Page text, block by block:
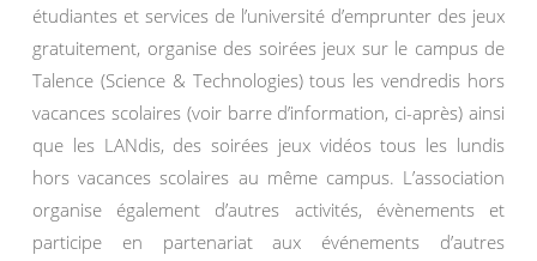
étudiantes et services de l’université d’emprunter des jeux
gratuitement, organise des soirées jeux sur le campus de
Talence (Science & Technologies) tous les vendredis hors
vacances scolaires (voir barre d’information, ci-après) ainsi
que les LANdis, des soirées jeux vidéos tous les lundis
hors vacances scolaires au même campus. L’association
organise également d’autres activités, évènements et
participe en partenariat aux événements d’autres